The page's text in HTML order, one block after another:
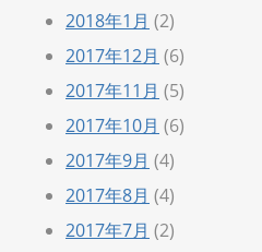
2018年1月 (2)
2017年12月 (6)
2017年11月 (5)
2017年10月 (6)
2017年9月 (4)
2017年8月 (4)
2017年7月 (2)